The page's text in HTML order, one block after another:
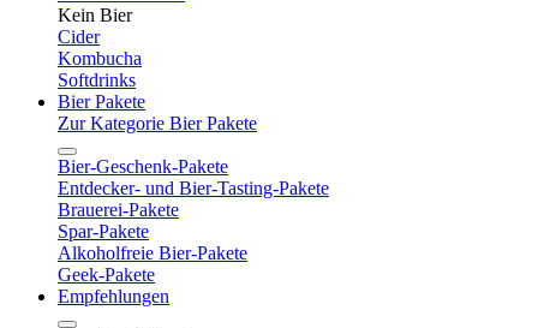
Kein Bier
Cider
Kombucha
Softdrinks
Bier Pakete
Zur Kategorie Bier Pakete
Bier-Geschenk-Pakete
Entdecker- und Bier-Tasting-Pakete
Brauerei-Pakete
Spar-Pakete
Alkoholfreie Bier-Pakete
Geek-Pakete
Empfehlungen